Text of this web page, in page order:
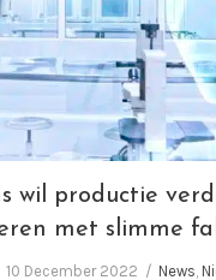
slimme fabriek
wil productie
met slimme
10 December 2022 News,